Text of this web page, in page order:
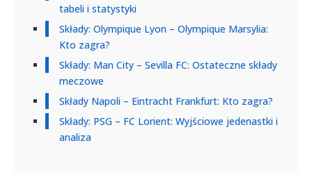
tabeli i statystyki
Składy: Olympique Lyon – Olympique Marsylia:
Kto zagra?
Składy: Man City – Sevilla FC: Ostateczne składy
meczowe
Składy Napoli – Eintracht Frankfurt: Kto zagra?
Składy: PSG – FC Lorient: Wyjściowe jedenastki i
analiza